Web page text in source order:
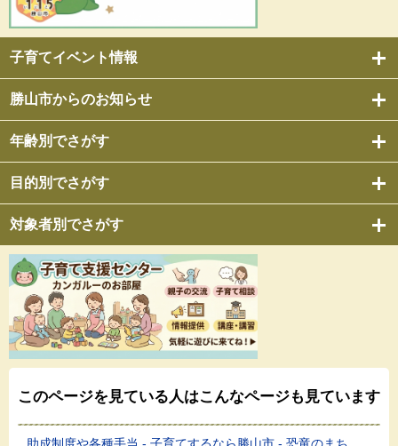
子育てイベント情報
勝山市からのお知らせ
年齢別でさがす
目的別でさがす
対象者別でさがす
このページを見ている人はこんなページも見ています
助成制度や各種手当 - 子育てするなら勝山市 - 恐竜のまち